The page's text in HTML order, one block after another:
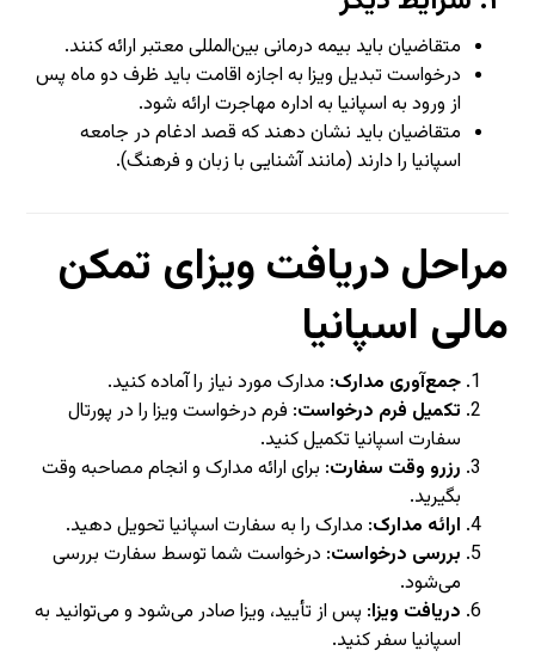
متقاضیان باید بیمه درمانی بین‌المللی معتبر ارائه کنند.
درخواست تبدیل ویزا به اجازه اقامت باید ظرف دو ماه پس
از ورود به اسپانیا به اداره مهاجرت ارائه شود.
متقاضیان باید نشان دهند که قصد ادغام در جامعه
اسپانیا را دارند (مانند آشنایی با زبان و فرهنگ).
مراحل دریافت ویزای تمکن
مالی اسپانیا
جمع‌آوری مدارک: مدارک مورد نیاز را آماده کنید.
تکمیل فرم درخواست: فرم درخواست ویزا را در پورتال
سفارت اسپانیا تکمیل کنید.
رزرو وقت سفارت: برای ارائه مدارک و انجام مصاحبه وقت
بگیرید.
ارائه مدارک: مدارک را به سفارت اسپانیا تحویل دهید.
بررسی درخواست: درخواست شما توسط سفارت بررسی
می‌شود.
دریافت ویزا: پس از تأیید، ویزا صادر می‌شود و می‌توانید به
اسپانیا سفر کنید.